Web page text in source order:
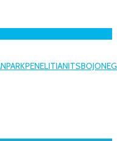
PENELITIANITS